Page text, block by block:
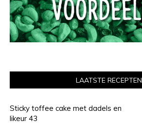
LAATSTE RECEPTEN
Sticky toffee cake met dadels en
likeur 43